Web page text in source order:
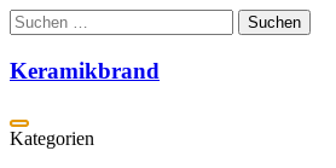
Zum
Inhalt
springen
Suchen
nach:
Keramikbrand